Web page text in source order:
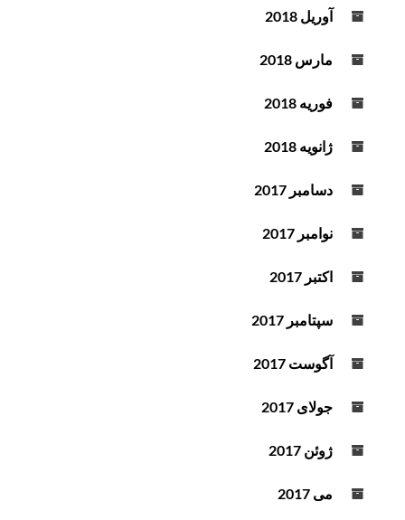
آوریل 2018
مارس 2018
فوریه 2018
ژانویه 2018
دسامبر 2017
نوامبر 2017
اکتبر 2017
سپتامبر 2017
آگوست 2017
جولای 2017
ژوئن 2017
می 2017